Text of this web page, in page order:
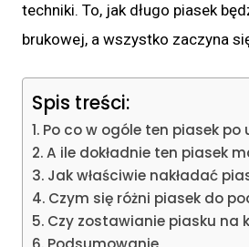
techniki. To, jak długo piasek
brukowej, a wszystko zaczyna
Spis treści:
Po co w ogóle ten piasek po
A ile dokładnie ten piasek
Jak właściwie nakładać
Czym się różni piasek do
Czy zostawianie piasku na